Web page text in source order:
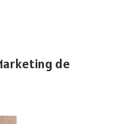
de